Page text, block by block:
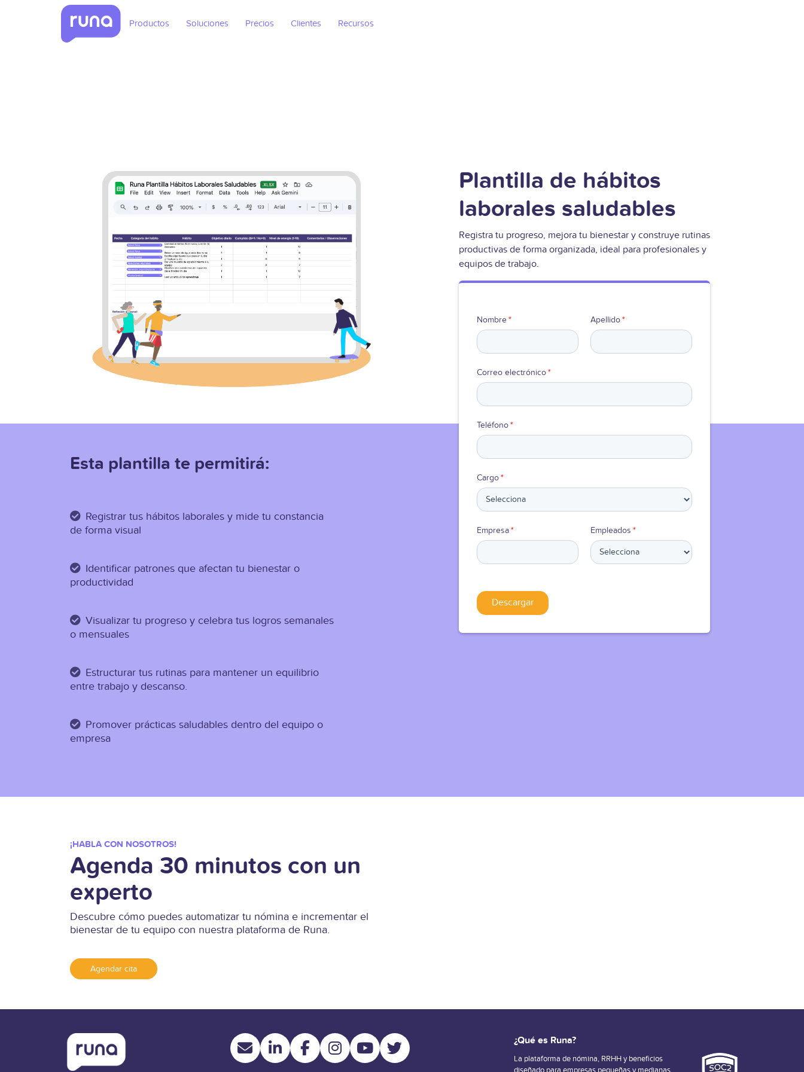
Productos Soluciones Precios Clientes Recursos
Plantilla de hábitos
laborales saludables
Registra tu progreso, mejora tu bienestar y construye rutinas
productivas de forma organizada, ideal para profesionales y
equipos de trabajo.
Nombre* Apellido*
Correo electrónico*
Teléfono*
Cargo*
Empresa* Empleados *
Esta plantilla te permitirá:
Registrar tus hábitos laborales y mide tu constancia
de forma visual
Identificar patrones que afectan tu bienestar o
productividad
Visualizar tu progreso y celebra tus logros semanales
o mensuales
Estructurar tus rutinas para mantener un equilibrio
entre trabajo y descanso.
Promover prácticas saludables dentro del equipo o
empresa
¡HABLA CON NOSOTROS!
Agenda 30 minutos con un
experto
Descubre cómo puedes automatizar tu nómina e incrementar el
bienestar de tu equipo con nuestra plataforma de Runa.
Agendar cita
¿Qué es Runa?
La plataforma de nómina, RRHH y beneficios